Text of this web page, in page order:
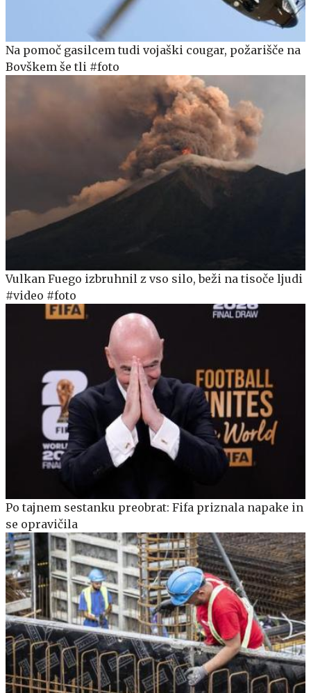
Na pomoč gasilcem tudi vojaški cougar, požarišče na
Bovškem še tli #foto
Vulkan Fuego izbruhnil z vso silo, beži na tisoče ljudi
#video #foto
Po tajnem sestanku preobrat: Fifa priznala napake in
se opravičila